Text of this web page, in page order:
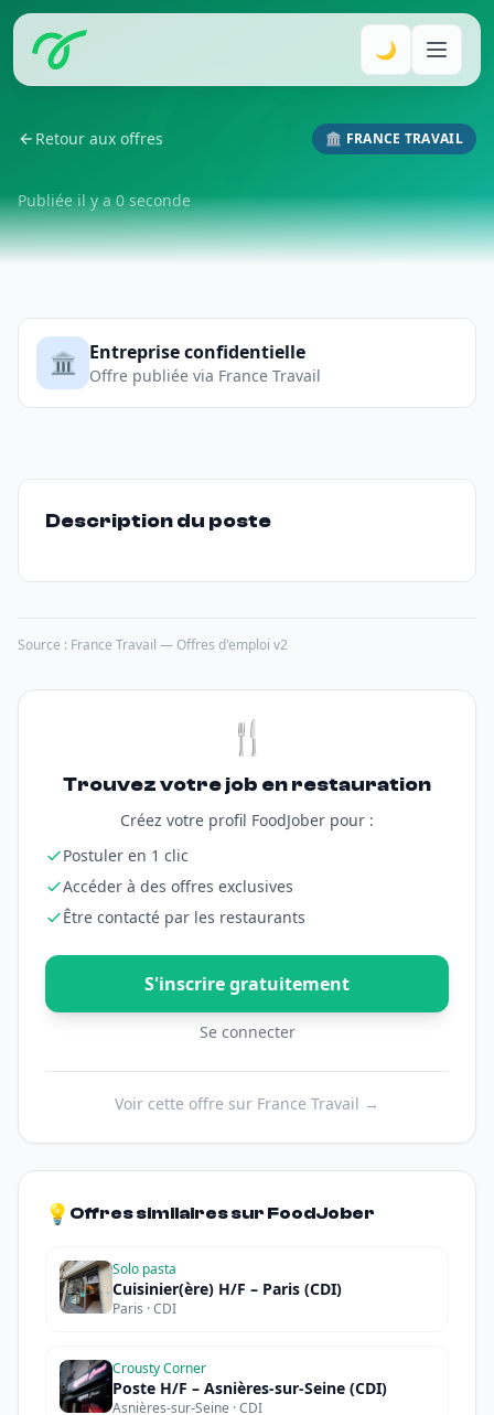
🌙
Retour aux offres 🏛️ FRANCE TRAVAIL
Publiée il y a 0 seconde
🏛️ Entreprise confidentielle
Offre publiée via France Travail
Description du poste
Source : France Travail — Offres d'emploi v2
🍴
Trouvez votre job en restauration
Créez votre profil FoodJober pour :
Postuler en 1 clic
Accéder à des offres exclusives
Être contacté par les restaurants
S'inscrire gratuitement
Se connecter
Voir cette offre sur France Travail →
💡 Offres similaires sur FoodJober
Solo pasta
Cuisinier(ère) H/F – Paris (CDI)
Paris · CDI
Crousty Corner
Poste H/F – Asnières-sur-Seine (CDI)
Asnières-sur-Seine · CDI